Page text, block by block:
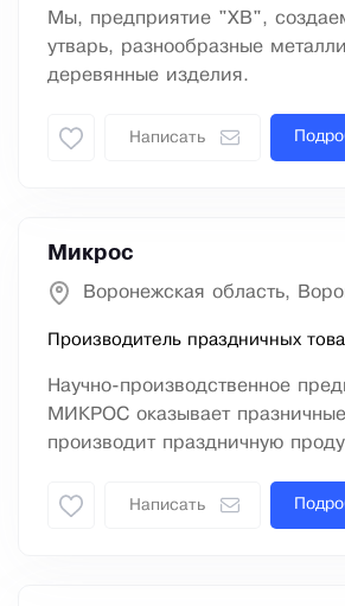
Мы, предприятие "ХВ",
утварь, разнообразные
деревянные изделия.
Написать
Микрос
Воронежская область,
Производитель праздничных
Научно-производственное
МИКРОС оказывает
производит праздничную
Написать